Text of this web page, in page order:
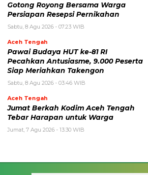
Gotong Royong Bersama Warga
Persiapan Resepsi Pernikahan
Sabtu, 8 Agu 2026 - 07:23 WIB
Aceh Tengah
Pawai Budaya HUT ke-81 RI
Pecahkan Antusiasme, 9.000 Peserta
Siap Meriahkan Takengon
Sabtu, 8 Agu 2026 - 03:46 WIB
Aceh Tengah
Jumat Berkah Kodim Aceh Tengah
Tebar Harapan untuk Warga
Jumat, 7 Agu 2026 - 13:30 WIB